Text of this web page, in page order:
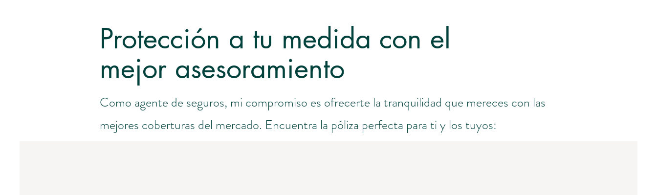
Protección a tu medida con el
mejor asesoramiento
Como agente de seguros, mi compromiso es ofrecerte la tranquilidad que mereces con las
mejores coberturas del mercado. Encuentra la póliza perfecta para ti y los tuyos: